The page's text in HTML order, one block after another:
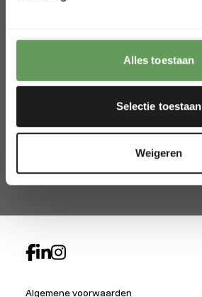
Alles toestaan
Selectie toestaan
Weigeren
info@kiezebrink.eu
Kiezebrink International
Kiezebrink België & Frankrijk
Kiezebrink UK
Kiezebrink Nordics
Alle locaties
Algemene voorwaarden